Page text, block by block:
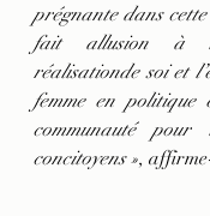
prégnante dans
fait allusion à
réalisationde soi et
femme en
communauté pour
concitoyens »,